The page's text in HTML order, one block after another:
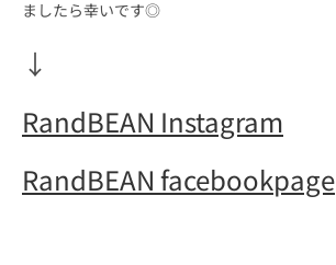
ましたら幸いです◎
↓
RandBEAN Instagram
RandBEAN facebookpage